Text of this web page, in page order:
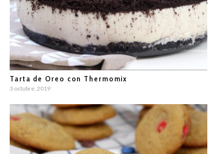
Tarta de Oreo con Thermomix
3 octubre, 2019